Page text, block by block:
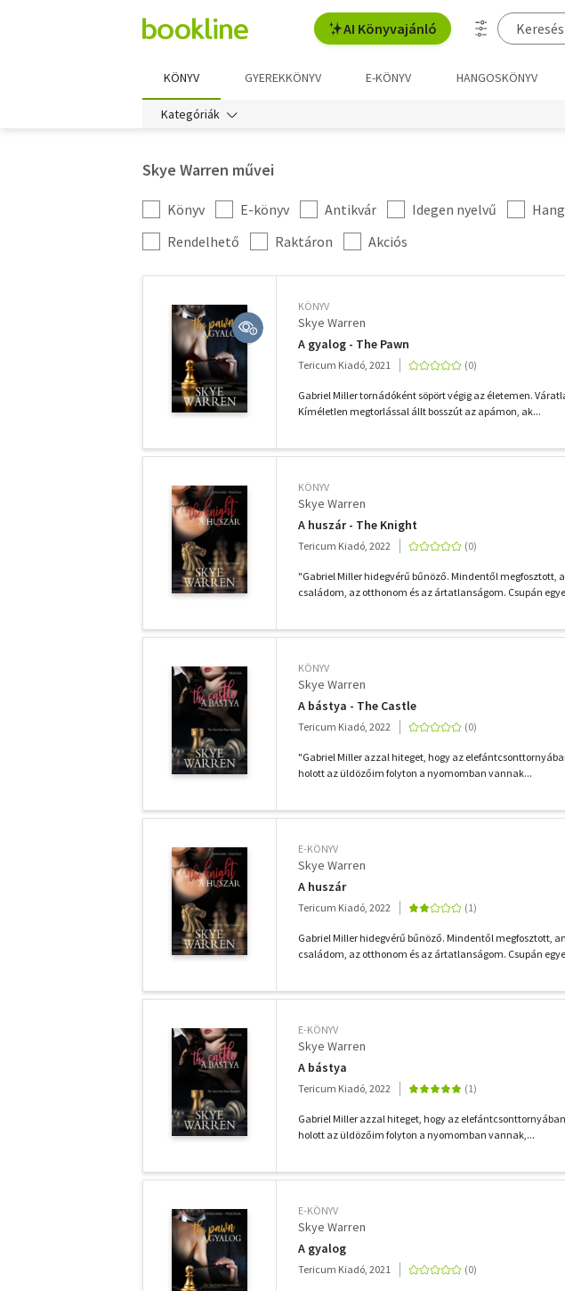
AI Könyvajánló
KÖNYV GYEREKKÖNYV E-KÖNYV HANGOSKÖNYV
Kategóriák
Skye Warren művei
Kategória
szűrés
Könyv E-könyv Antikvár Idegen nyelvű
További
szűrők
Rendelhető Raktáron Akciós
KÖNYV
Skye Warren
A gyalog - The Pawn
Tericum Kiadó, 2021
Gabriel Miller tornádóként söpört végig az életemen.
Kíméletlen megtorlással állt bosszút az apámon, ak...
KÖNYV
Skye Warren
A huszár - The Knight
Tericum Kiadó, 2022
"Gabriel Miller hidegvérű bűnöző. Mindentől megfosztott,
családom, az otthonom és az ártatlanságom. Csupán
KÖNYV
Skye Warren
A bástya - The Castle
Tericum Kiadó, 2022
"Gabriel Miller azzal hiteget, hogy az
holott az üldözőim folyton a nyomomban vannak...
E-KÖNYV
Skye Warren
A huszár
Tericum Kiadó, 2022
Gabriel Miller hidegvérű bűnöző. Mindentől megfosztott,
családom, az otthonom és az ártatlanságom. Csupán
E-KÖNYV
Skye Warren
A bástya
Tericum Kiadó, 2022
Gabriel Miller azzal hiteget, hogy az
holott az üldözőim folyton a nyomomban vannak,...
E-KÖNYV
Skye Warren
A gyalog
Tericum Kiadó, 2021